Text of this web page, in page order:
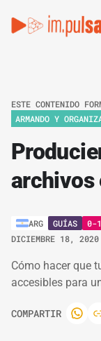
ESTE CONTENIDO
ARMANDO Y
archivos
ARG GUÍAS
0-
DICIEMBRE 18, 2020
Cómo hacer que
accesibles para
COMPARTIR